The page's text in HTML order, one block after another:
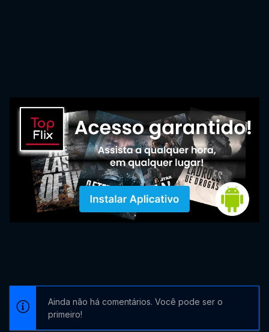
Ainda não há comentários. Você pode ser o
primeiro!